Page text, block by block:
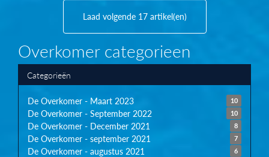
Laad volgende 17 artikel(en)
Overkomer categorieen
Categorieën
10
De Overkomer - Maart 2023
10
De Overkomer - September 2022
8
De Overkomer - December 2021
7
De Overkomer - september 2021
6
De Overkomer - augustus 2021